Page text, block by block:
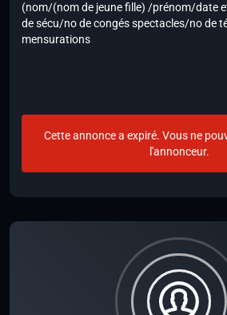
(nom/(nom de jeune fille) /prénom/date
de sécu/no de congés spectacles/no de
mensurations
Cette annonce a expiré. Vous ne
l'annonceur.